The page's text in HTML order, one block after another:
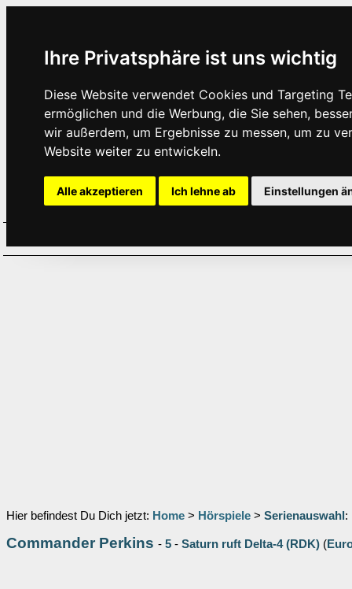
Ihre Privatsphäre ist uns wichtig
Diese Website verwendet Cookies und Targeting
ermöglichen und die Werbung, die Sie sehen,
wir außerdem, um Ergebnisse zu messen, um zu
Website weiter zu entwickeln.
Alle akzeptieren Ich lehne ab Einstellungen
Hier befindest Du Dich jetzt: Home > Hörspiele > Serienauswahl :
Commander Perkins - 5 - Saturn ruft Delta-4 (RDK) (